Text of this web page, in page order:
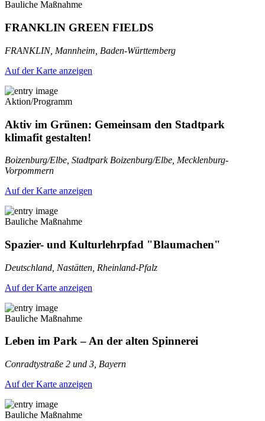
Bauliche Maßnahme
FRANKLIN GREEN FIELDS
FRANKLIN, Mannheim, Baden-Württemberg
Auf der Karte anzeigen
Aktion/Programm
Aktiv im Grünen: Gemeinsam den Stadtpark
klimafit gestalten!
Boizenburg/Elbe, Stadtpark Boizenburg/Elbe, Mecklenburg-
Vorpommern
Auf der Karte anzeigen
Bauliche Maßnahme
Spazier- und Kulturlehrpfad "Blaumachen"
Deutschland, Nastätten, Rheinland-Pfalz
Auf der Karte anzeigen
Bauliche Maßnahme
Leben im Park – An der alten Spinnerei
Conradtystraße 2 und 3, Bayern
Auf der Karte anzeigen
Bauliche Maßnahme